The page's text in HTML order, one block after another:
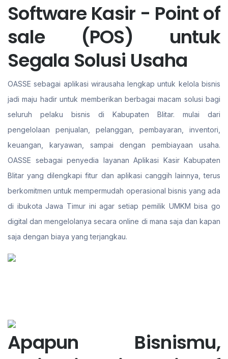
Software Kasir - Point of
sale (POS) untuk
Segala Solusi Usaha
OASSE sebagai aplikasi wirausaha lengkap untuk kelola bisnis
jadi maju hadir untuk memberikan berbagai macam solusi bagi
seluruh pelaku bisnis di Kabupaten Blitar. mulai dari
pengelolaan penjualan, pelanggan, pembayaran, inventori,
keuangan, karyawan, sampai dengan pembiayaan usaha.
OASSE sebagai penyedia layanan Aplikasi Kasir Kabupaten
Blitar yang dilengkapi fitur dan aplikasi canggih lainnya, terus
berkomitmen untuk mempermudah operasional bisnis yang ada
di ibukota Jawa Timur ini agar setiap pemilik UMKM bisa go
digital dan mengelolanya secara online di mana saja dan kapan
saja dengan biaya yang terjangkau.
Apapun Bisnismu,